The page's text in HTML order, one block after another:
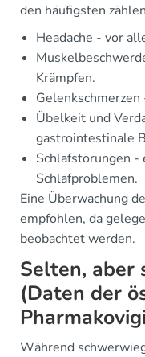
den häufigsten
Headache - vor
Krämpfen.
Übelkeit und
gastrointestinale
Schlafstörungen -
Schlafproblemen.
Eine Überwachung
empfohlen, da
beobachtet werden.
Selten, aber
(Daten der
Während